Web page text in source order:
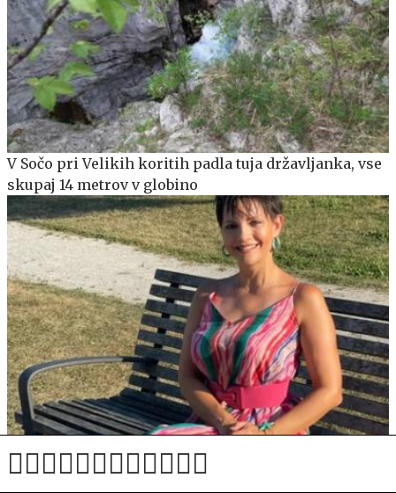
V Sočo pri Velikih koritih padla tuja državljanka, vse
skupaj 14 metrov v globino
Tanja Žagar pokazala stajling, ki ga to poletje ne
boste spregledali